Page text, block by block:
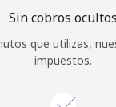
Iniciar Sesión
Sin cobros ocultos
que utilizas,
impuestos.